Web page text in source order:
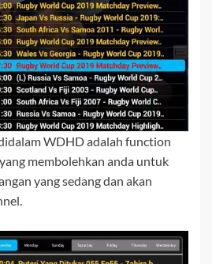
WDHD adalah function
membolehkan anda untuk
yang sedang dan akan